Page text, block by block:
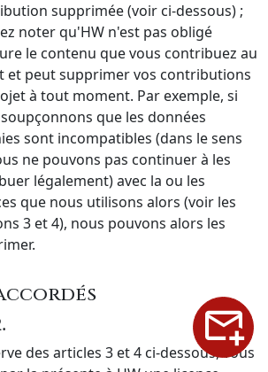
supprimée (voir ci-dessous) ;
noter qu'HW n'est pas obligé
le contenu que vous contribuez au
et peut supprimer vos contributions
à tout moment. Par exemple, si
que les données
sont incompatibles (dans le sens
ne pouvons pas continuer à les
légalement) avec la ou les
que nous utilisons alors (voir les
3 et 4), nous pouvons alors les
des articles 3 et 4 ci-dessous, vous